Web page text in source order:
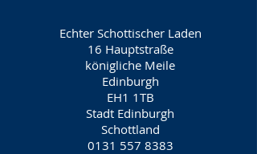
Echter Schottischer Laden
16 Hauptstraße
königliche Meile
Edinburgh
EH1 1TB
Stadt Edinburgh
Schottland
0131 557 8383